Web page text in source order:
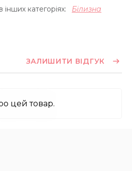
категоріях:
Білизна
ЗАЛИШИТИ ВІДГУК
цей товар.